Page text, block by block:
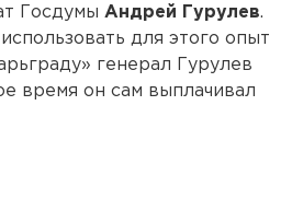
Госдумы Андрей Гурулев.
для этого опыт
генерал Гурулев
время он сам выплачивал